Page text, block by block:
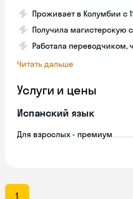
Проживает в Колумбии с
Получила магистерскую
Работала переводчиком,
Читать дальше
Услуги и цены
Испанский язык
Для взрослых - премиум
1